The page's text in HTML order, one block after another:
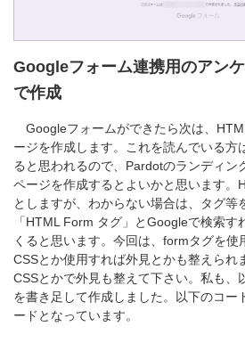
Googleフォーム連携用のアン
で作成
Googleフォームができたら次は、
ージを作成します。これを読んでいる方
ると思われるので、Pardotのランディン
ページを作成するとよいかと思います。
としますが、わからない場合は、タグ等
「HTML Form タグ」とGoogleで検索す
くると思います。今回は、formタグを使
CSSとか使用すれば外見とかも整えられ
CSSとかで外見も整えて下さい。私も、
を書き足して作成しました。以下のコー
ードとなっています。